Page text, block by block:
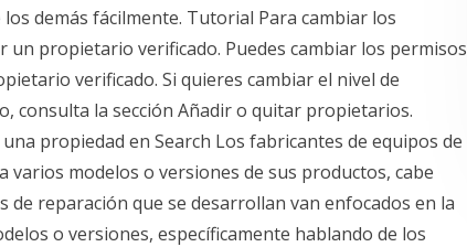
demás fácilmente. Tutorial Para cambiar los
un propietario verificado. Puedes cambiar los permisos
verificado. Si quieres cambiar el nivel de
consulta la sección Añadir o quitar propietarios.
propiedad en Search Los fabricantes de equipos de
varios modelos o versiones de sus productos, cabe
de reparación que se desarrollan van enfocados en la
o versiones, específicamente hablando de los